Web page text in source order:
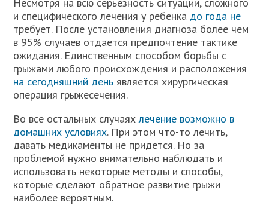
и специфического лечения у ребенка до года не
требует. После установления диагноза более чем
в 95% случаев отдается предпочтение тактике
ожидания. Единственным способом борьбы с
грыжами любого происхождения и расположения
на сегодняшний день является хирургическая
операция грыжесечения.
Во все остальных случаяхлечение возможно в
домашних условиях. При этом что-то лечить,
давать медикаменты не придется. Но за
проблемой нужно внимательно наблюдать и
использовать некоторые методы и способы,
которые сделают обратное развитие грыжи
наиболее вероятным.